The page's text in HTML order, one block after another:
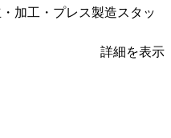
加工・プレス製造スタッ
詳細を表示